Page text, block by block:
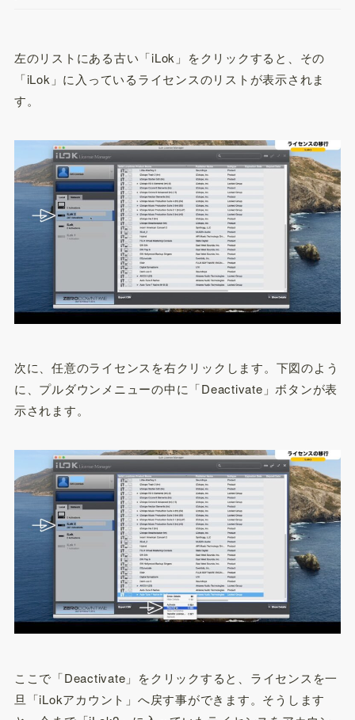
左のリストにある古い「iLok」をクリックすると、その
「iLok」に入っているライセンスのリストが表示されま
す。
次に、任意のライセンスを右クリックします。下図のよう
に、プルダウンメニューの中に「Deactivate」ボタンが表
示されます。
ここで「Deactivate」をクリックすると、ライセンスを一
旦「iLokアカウント」へ戻す事ができます。そうします